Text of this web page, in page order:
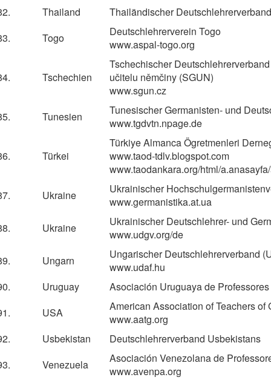
Thailand
Thailändischer Deutschlehrerverband
Togo
Deutschlehrerverein Togo
www.aspal-togo.org
Tschechien
Tschechischer
učitelu němčiny (SGUN)
www.sgun.cz
Tunesien
Tunesischer Germanisten- und
www.tgdvtn.npage.de
Türkei
Türkiye Almanca Ögretmenleri
www.taod-tdlv.blogspot.com
www.taodankara.org/html/
Ukraine
Ukrainischer
www.germanistika.at.ua
Ukraine
Ukrainischer Deutschlehrer- und
www.udgv.org/de
Ungarn
Ungarischer Deutschlehrerverband
www.udaf.hu
Uruguay
Asociación Uruguaya de
USA
American Association of Teachers of
www.aatg.org
Usbekistan
Deutschlehrerverband Usbekistans
Venezuela
Asociación Venezolana de
www.avenpa.org